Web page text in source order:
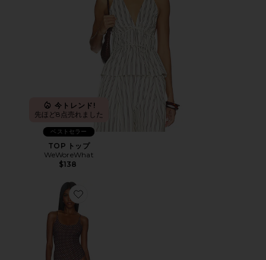
今トレンド!
先ほど8点売れました
ベストセラー
TOP トップ
WeWoreWhat
$138
Favorite BUNGEE SCOOP ワンピース